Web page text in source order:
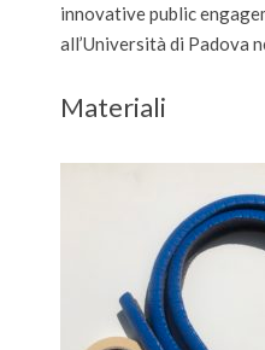
innovative public
all’Università di Padova
Materiali